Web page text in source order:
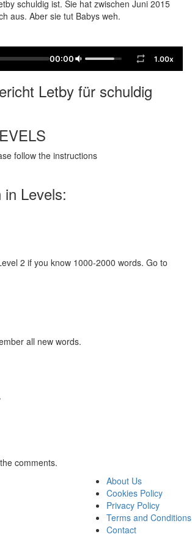
schuldig ist. Sie hat zwischen Juni 2015
aus. Aber sie tut Babys weh.
00:00 1.00x
Letby für schuldig
follow the instructions
Levels:
2 if you know 1000-2000 words. Go to
all new words.
comments.
About Us
Cookies Policy
Privacy Policy
Terms and Conditions
Contact